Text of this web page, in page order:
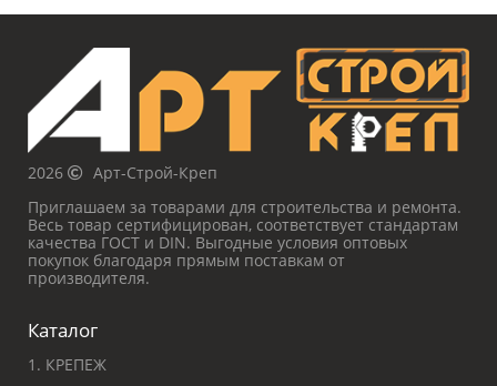
2026
Арт-Строй-Креп
Приглашаем за товарами для строительства и ремонта.
Весь товар сертифицирован, соответствует стандартам
качества ГОСТ и DIN. Выгодные условия оптовых
покупок благодаря прямым поставкам от
производителя.
Каталог
1. КРЕПЕЖ